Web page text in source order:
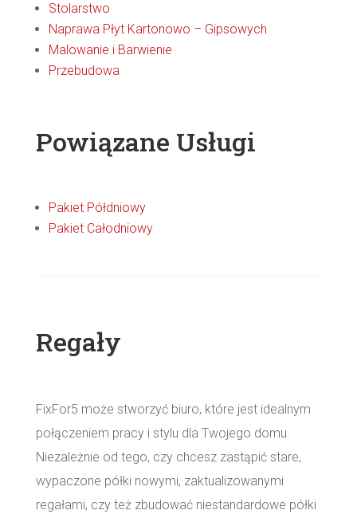
Stolarstwo
Naprawa Płyt Kartonowo – Gipsowych
Malowanie i Barwienie
Przebudowa
Powiązane Usługi
Pakiet Półdniowy
Pakiet Całodniowy
Regały
FixFor5 może stworzyć biuro, które jest idealnym
połączeniem pracy i stylu dla Twojego domu.
Niezależnie od tego, czy chcesz zastąpić stare,
wypaczone półki nowymi, zaktualizowanymi
regałami, czy też zbudować niestandardowe półki